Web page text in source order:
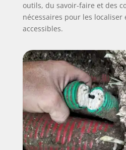
outils, du savoir-faire et des
nécessaires pour les localiser
accessibles.